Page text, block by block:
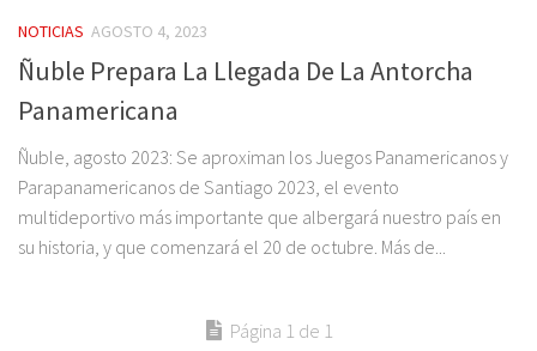
NOTICIAS AGOSTO 4, 2023
Ñuble Prepara La Llegada De La Antorcha
Panamericana
Ñuble, agosto 2023: Se aproximan los Juegos Panamericanos y
Parapanamericanos de Santiago 2023, el evento
multideportivo más importante que albergará nuestro país en
su historia, y que comenzará el 20 de octubre. Más de...
Página 1 de 1